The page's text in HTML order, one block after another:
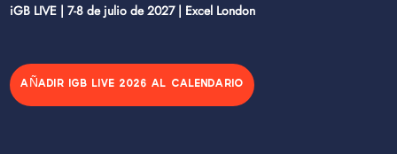
iGB LIVE | 7-8 de julio de 2027 | Excel London
AÑADIR IGB LIVE 2026 AL CALENDARIO